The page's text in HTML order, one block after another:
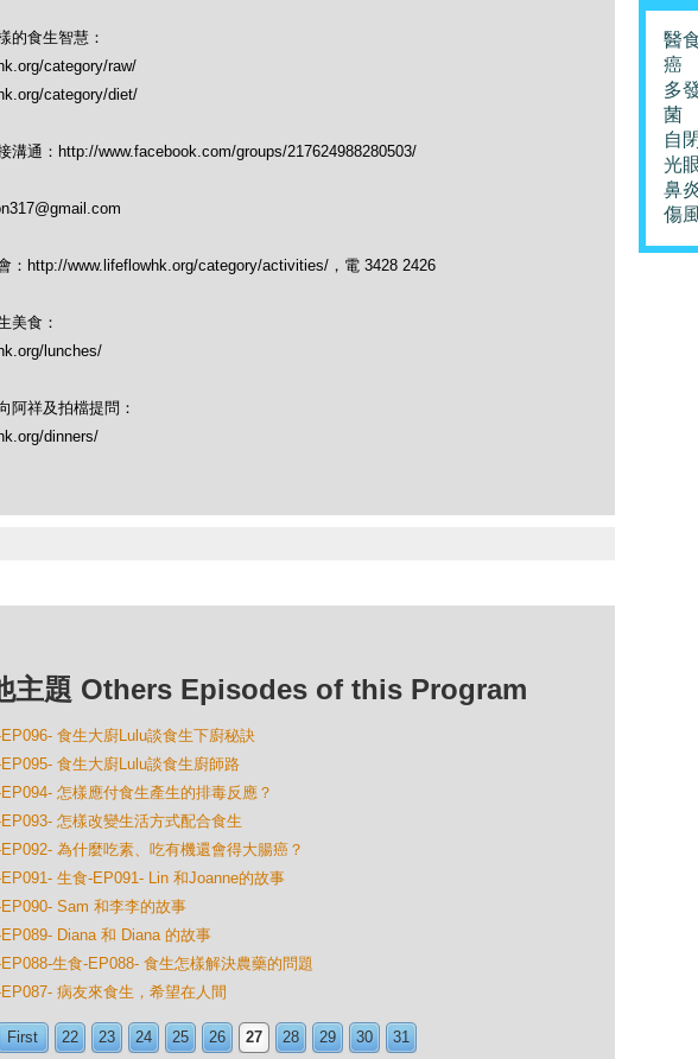
的食生智慧：
category/raw/
category/diet/
溝通：http://www.facebook.com/groups/217624988280503/
：http://www.lifeflowhk.org/category/activities/，電 3428 2426
美食：
lunches/
阿祥及拍檔提問：
dinners/
主題 Others Episodes of this Program
EP096- 食生大廚Lulu談食生下廚秘訣
EP095- 食生大廚Lulu談食生廚師路
EP094- 怎樣應付食生產生的排毒反應？
EP093- 怎樣改變生活方式配合食生
EP092- 為什麼吃素、吃有機還會得大腸癌？
EP091- 生食-EP091- Lin 和Joanne的故事
EP090- Sam 和李李的故事
EP089- Diana 和 Diana 的故事
EP088-生食-EP088- 食生怎樣解決農藥的問題
EP087- 病友來食生，希望在人間
First 22 23 24 25 26 27 28 29 30 31
醫
癌
多
菌
自
光
鼻
傷